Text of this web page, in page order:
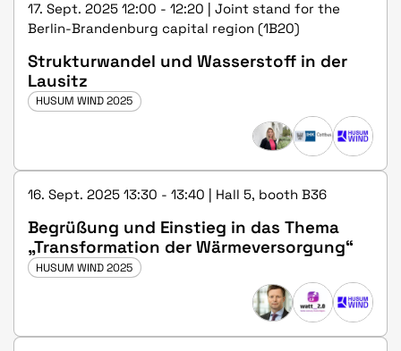
17. Sept. 2025 12:00 - 12:20 | Joint stand for the
Berlin-Brandenburg capital region (1B20)
Strukturwandel und Wasserstoff in der
Lausitz
HUSUM WIND 2025
16. Sept. 2025 13:30 - 13:40 | Hall 5, booth B36
Begrüßung und Einstieg in das Thema
„Transformation der Wärmeversorgung“
HUSUM WIND 2025